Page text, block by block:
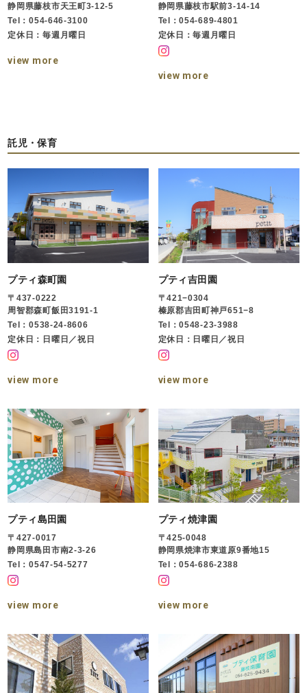
静岡県藤枝市天王町3-12-5
Tel：054-646-3100
定休日：毎週月曜日
view more
静岡県藤枝市駅前3-14-14
Tel：054-689-4801
定休日：毎週月曜日
view more
託児・保育
プティ森町園
〒437-0222
周智郡森町飯田3191-1
Tel：0538-24-8606
定休日：日曜日／祝日
view more
プティ吉田園
〒421−0304
榛原郡吉田町神戸651−8
Tel：0548-23-3988
定休日：日曜日／祝日
view more
プティ島田園
〒427-0017
静岡県島田市南2-3-26
Tel：0547-54-5277
view more
プティ焼津園
〒425-0048
静岡県焼津市東道原9番地15
Tel：054-686-2388
view more